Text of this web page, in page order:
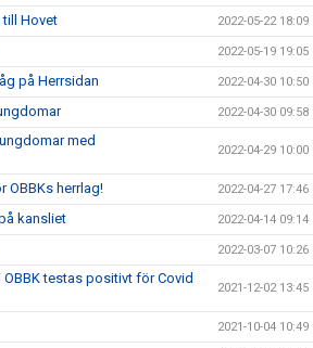
till Hovet 2022-05-22 18:09
2022-05-19 19:05
på Herrsidan 2022-04-30 10:50
2022-04-30 09:58
med
2022-04-29 10:00
OBBKs herrlag! 2022-04-27 17:46
kansliet 2022-04-14 09:14
2022-03-07 10:26
testas positivt för Covid
2021-12-02 13:45
2021-10-04 10:49